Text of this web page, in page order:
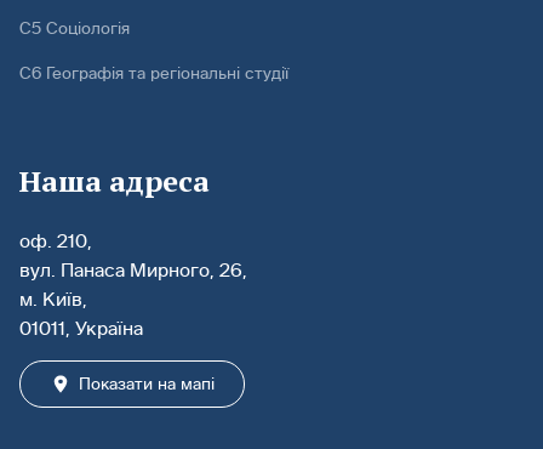
С5 Соціологія
С6 Географія та регіональні студії
Наша адреса
оф. 210,
вул. Панаса Мирного, 26,
м. Київ,
01011, Україна
Показати на мапі